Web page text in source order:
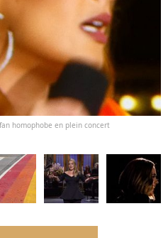
homophobe en plein concert